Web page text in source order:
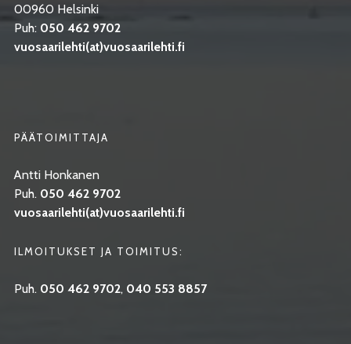
00960 Helsinki
Puh: 050 462 9702
vuosaarilehti(at)vuosaarilehti.fi
PÄÄTOIMITTAJA
Antti Honkanen
Puh. 050 462 9702
vuosaarilehti(at)vuosaarilehti.fi
ILMOITUKSET JA TOIMITUS:
Puh. 050 462 9702, 040 553 8857